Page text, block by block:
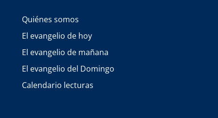
Quiénes somos
El evangelio de hoy
El evangelio de mañana
El evangelio del Domingo
Calendario lecturas